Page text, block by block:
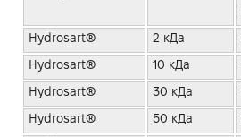
Hydrosart®
2 кДа
Hydrosart®
10 кДа
Hydrosart®
30 кДа
Hydrosart®
50 кДа